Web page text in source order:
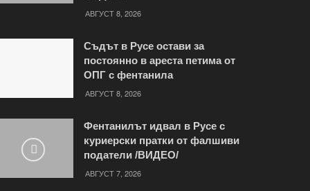
АВГУСТ 8, 2026
Съдът в Русе остави за
постоянно в ареста петима от
ОПГ с фентанила
АВГУСТ 8, 2026
Фентанилът идвал в Русе с
куриерски пратки от фалшиви
податели /ВИДЕО/
АВГУСТ 7, 2026